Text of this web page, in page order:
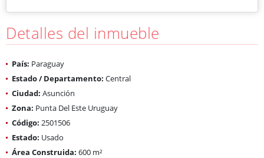
Detalles del inmueble
País: Paraguay
Estado / Departamento: Central
Ciudad: Asunción
Zona: Punta Del Este Uruguay
Código: 2501506
Estado: Usado
Área Construida: 600 m²